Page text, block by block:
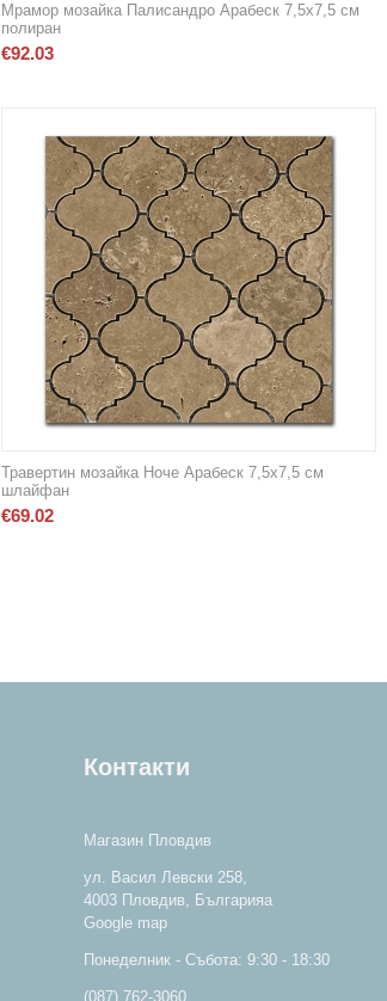
Мрамор мозайка Палисандро Арабеск 7,5х7,5 см
полиран
€92.03
Травертин мозайка Ноче Арабеск 7,5х7,5 см
шлайфан
€69.02
Контакти
Магазин Пловдив
ул. Васил Левски 258,
4003 Пловдив, Българияa
Google map
Понеделник - Събота: 9:30 - 18:30
(087) 762-3060